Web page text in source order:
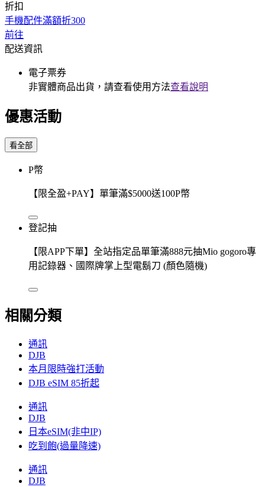
折扣
手機配件滿額折300
前往
配送資訊
電子票券
非實體商品出貨，請查看使用方法查看說明
優惠活動
看全部
P幣
【限全盈+PAY】單筆滿$5000送100P幣
登記抽
【限APP下單】全站指定品單筆滿888元抽Mio gogoro專
用記錄器、國際牌掌上型電鬍刀 (顏色隨機)
相關分類
通訊
DJB
本月限時強打活動
DJB eSIM 85折起
通訊
DJB
日本eSIM(非中IP)
吃到飽(過量降速)
通訊
DJB